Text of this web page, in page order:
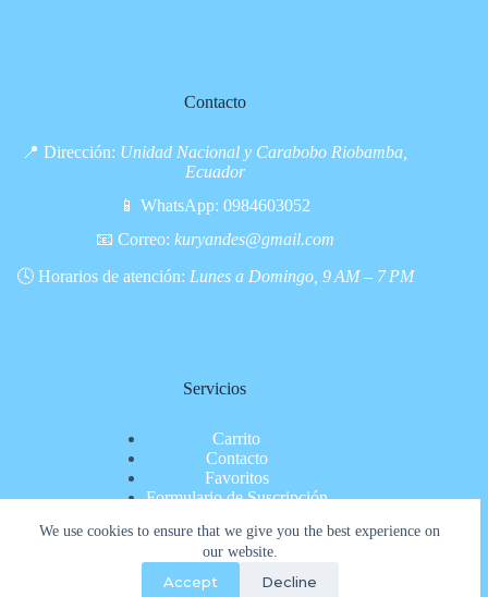
We use cookies to ensure that we give you the best experience on
our website.
Accept Decline
Contacto
📍 Dirección: Unidad Nacional y Carabobo Riobamba,
Ecuador
📱 WhatsApp:0984603052
📧 Correo: kuryandes@gmail.com
🕓 Horarios de atención: Lunes a Domingo, 9 AM – 7 PM
Servicios
Carrito
Contacto
Favoritos
Formulario de Suscripción
Nosotros
Pagina de pago
Políticas de privacidad